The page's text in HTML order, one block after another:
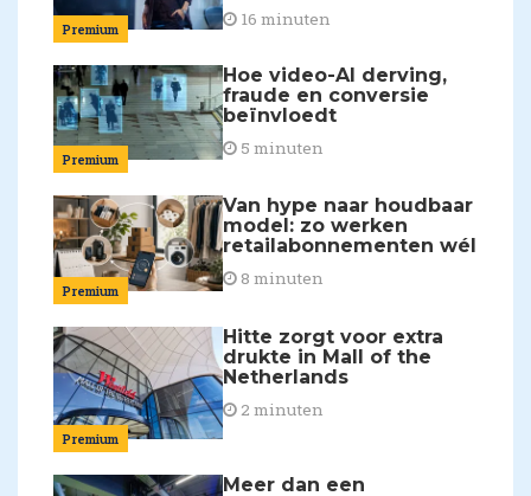
Premium 16 minuten
Premium
Hoe video-AI derving,
fraude en conversie
beïnvloedt
5 minuten
Premium
Van hype naar houdbaar
model: zo werken
retailabonnementen wél
8 minuten
Premium
Hitte zorgt voor extra
drukte in Mall of the
Netherlands
2 minuten
Meer dan een